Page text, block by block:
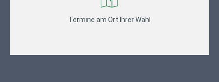
Termine am Ort Ihrer Wahl